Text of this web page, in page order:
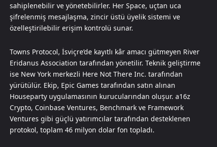
sahiplenebilir ve yönetebilirler. Her Space, uçtan uca
şifrelenmiş mesajlaşma, zincir üstü üyelik sistemi ve
özelleştirilebilir erişim kontrolü sunar.
Towns Protocol, İsviçre’de kayıtlı kâr amacı gütmeyen River
Eridanus Association tarafından yönetilir. Teknik geliştirme
ise New York merkezli Here Not There Inc. tarafından
yürütülür. Ekip, Epic Games tarafından satın alınan
Houseparty uygulamasının kurucularından oluşur. a16z
Crypto, Coinbase Ventures, Benchmark ve Framework
Ventures gibi güçlü yatırımcılar tarafından desteklenen
protokol, toplam 46 milyon dolar fon topladı.